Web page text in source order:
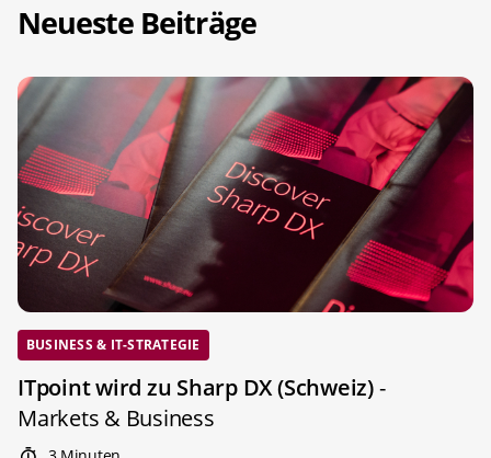
Neueste Beiträge
BUSINESS & IT-STRATEGIE
ITpoint wird zu Sharp DX (Schweiz)-
Markets & Business